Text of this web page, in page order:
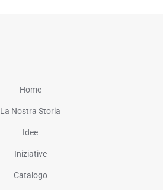
Home
La Nostra Storia
Idee
Iniziative
Catalogo